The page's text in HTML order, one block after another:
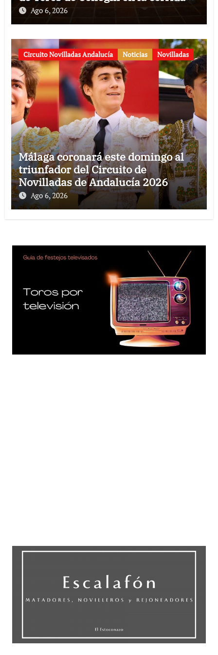
conmemorativa de su 125
aniversario
Ago 6, 2026
Circuito Novilladas Andalucía Noticias Novilladas
Málaga coronará este domingo al
triunfador del Circuito de
Novilladas de Andalucía 2026
Ago 6, 2026